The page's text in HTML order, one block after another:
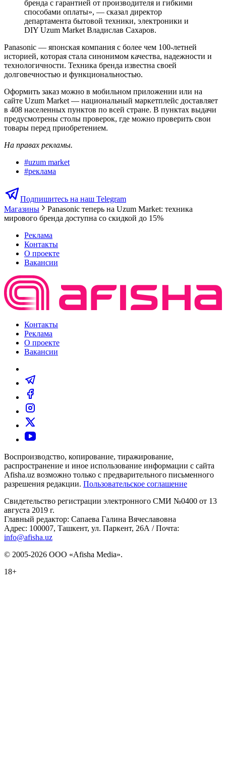
бренда с гарантией от производителя и гибкими
способами оплаты», — сказал директор
департамента бытовой техники, электроники и
DIY Uzum Market Владислав Сахаров.
Panasonic — японская компания с более чем 100-летней
историей, которая стала синонимом качества, надежности и
технологичности. Техника бренда известна своей
долговечностью и функциональностью.
Оформить заказ можно в мобильном приложении или на
сайте Uzum Market — национальный маркетплейс доставляет
в 408 населенных пунктов по всей стране. В пунктах выдачи
предусмотрены столы проверок, где можно проверить свои
товары перед приобретением.
На правах рекламы.
#uzum market
#реклама
Подпишитесь на наш Telegram
Магазины
Panasonic теперь на Uzum Market: техника
мирового бренда доступна со скидкой до 15%
Реклама
Контакты
О проекте
Вакансии
Контакты
Реклама
О проекте
Вакансии
Воспроизводство, копирование, тиражирование,
распространение и иное использование информации с сайта
Afisha.uz возможно только с предварительного письменного
разрешения редакции. Пользовательское соглашение
Свидетельство регистрации электронного СМИ №0400 от 13
августа 2019 г.
Главный редактор: Сапаева Галина Вячеславовна
Адрес: 100007, Ташкент, ул. Паркент, 26А / Почта:
info@afisha.uz
© 2005-2026 ООО «Afisha Media».
18+